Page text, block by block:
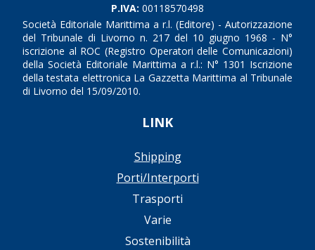
P.IVA: 00118570498
Società Editoriale Marittima a r.l. (Editore) - Autorizzazione
del Tribunale di Livorno n. 217 del 10 giugno 1968 - N°
iscrizione al ROC (Registro Operatori delle Comunicazioni)
della Società Editoriale Marittima a r.l.: N° 1301 Iscrizione
della testata elettronica La Gazzetta Marittima al Tribunale
di Livorno del 15/09/2010.
LINK
Shipping
Porti/Interporti
Trasporti
Varie
Sostenibilità